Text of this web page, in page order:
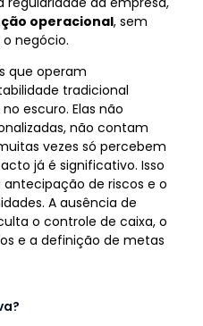
operacional, sem
negócio.
que operam
tradicional
escuro. Elas não
não contam
vezes só percebem
já é significativo. Isso
de riscos e o
A ausência de
o controle de caixa, o
e a definição de metas